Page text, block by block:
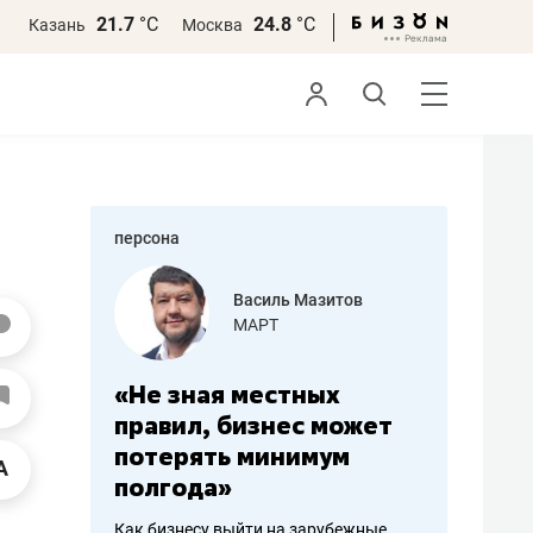
Казань 21.7 °С Москва 24.8 °С
персона
Роман Ободец
«Готовые решения»
«Мне лучше
не заработать вообще,
чем потерять
репутацию»